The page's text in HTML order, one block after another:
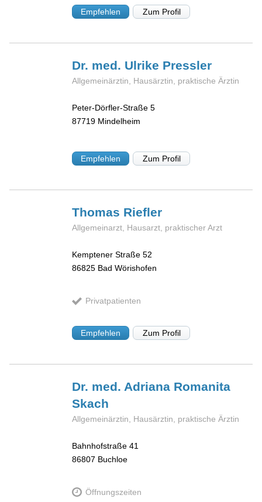
Empfehlen Zum Profil
Dr. med. Ulrike Pressler
Allgemeinärztin, Hausärztin, praktische Ärztin
Peter-Dörfler-Straße 5
87719 Mindelheim
Empfehlen Zum Profil
Thomas Riefler
Allgemeinarzt, Hausarzt, praktischer Arzt
Kemptener Straße 52
86825 Bad Wörishofen
Privatpatienten
Empfehlen Zum Profil
Dr. med. Adriana Romanita
Skach
Allgemeinärztin, Hausärztin, praktische Ärztin
Bahnhofstraße 41
86807 Buchloe
Öffnungszeiten